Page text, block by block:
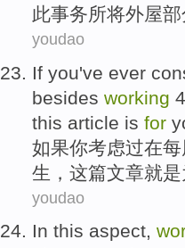
此事务所将外屋部
youdao
If you've ever
besides working
this article is for
如果你考虑过在每
生 ， 这篇文章就是
youdao
In this aspect,